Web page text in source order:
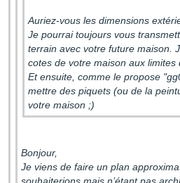
Auriez-vous les dimensions
Je pourrai toujours vous
terrain avec votre future maison.
cotes de votre maison aux limites
Et ensuite, comme le propose
mettre des piquets (ou de la
votre maison ;)
Bonjour,
Je viens de faire un plan